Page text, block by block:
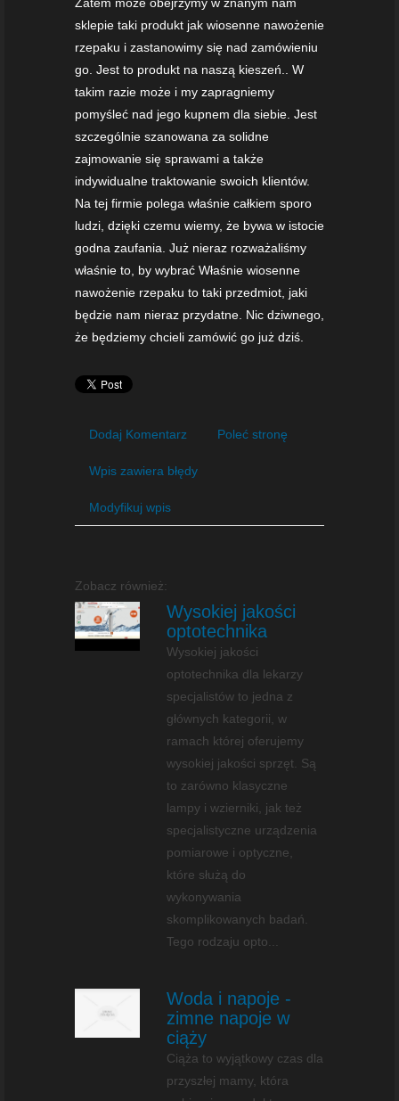
sklepie taki produkt jak wiosenne nawożenie
rzepaku i zastanowimy się nad zamówieniu
go. Jest to produkt na naszą kieszeń.. W
takim razie może i my zapragniemy
pomyśleć nad jego kupnem dla siebie. Jest
szczególnie szanowana za solidne
zajmowanie się sprawami a także
indywidualne traktowanie swoich klientów.
Na tej firmie polega właśnie całkiem sporo
ludzi, dzięki czemu wiemy, że bywa w istocie
godna zaufania. Już nieraz rozważaliśmy
właśnie to, by wybrać Właśnie wiosenne
nawożenie rzepaku to taki przedmiot, jaki
będzie nam nieraz przydatne. Nic dziwnego,
że będziemy chcieli zamówić go już dziś.
Dodaj Komentarz Poleć stronę
Wpis zawiera błędy
Modyfikuj wpis
Zobacz również:
Wysokiej jakości
optotechnika
Wysokiej jakości
optotechnika dla lekarzy
specjalistów to jedna z
głównych kategorii, w
ramach której oferujemy
wysokiej jakości sprzęt. Są
to zarówno klasyczne
lampy i wzierniki, jak też
specjalistyczne urządzenia
pomiarowe i optyczne,
które służą do
wykonywania
skomplikowanych badań.
Tego rodzaju opto...
Woda i napoje -
zimne napoje w
ciąży
Ciąża to wyjątkowy czas dla
przyszłej mamy, która